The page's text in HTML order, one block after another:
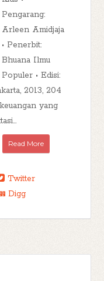
Pengarang:
Arleen Amidjaja
• Penerbit:
Bhuana Ilmu
Populer • Edisi:
2013, 204
yang
Read More
Twitter
Digg